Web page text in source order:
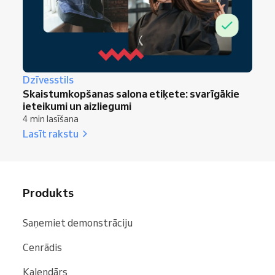
Dzīvesstils
Skaistumkopšanas salona etiķete: svarīgākie
ieteikumi un aizliegumi
4 min lasīšana
Lasīt rakstu
Produkts
Saņemiet demonstrāciju
Cenrādis
Kalendārs